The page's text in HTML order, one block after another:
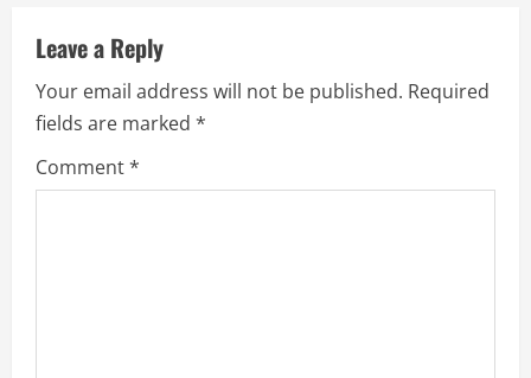
e
R
e
Leave a Reply
Your email address will not be published. Required
fields are marked *
Comment*